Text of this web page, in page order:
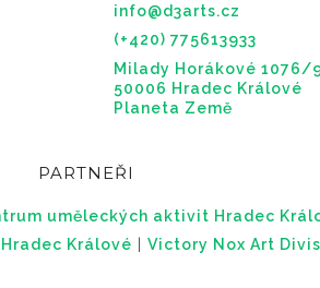
info@d3arts.cz
(+420) 775613933
Milady Horákové 1076/
50006 Hradec Králové
Planeta Země
PARTNEŘI
uměleckých aktivit Hradec
Králové Victory Nox Art